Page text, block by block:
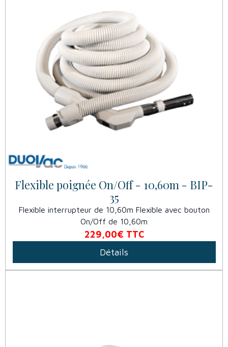
Flexible poignée On/Off - 10,60m - BIP-
35
Flexible interrupteur de 10,60m Flexible avec bouton
On/Off de 10,60m
229,00€ TTC
Détails